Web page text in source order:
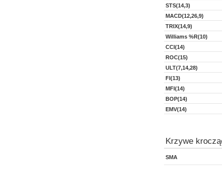
STS(14,3)
MACD(12,26,9)
TRIX(14,9)
Williams %R(10)
CCI(14)
ROC(15)
ULT(7,14,28)
FI(13)
MFI(14)
BOP(14)
EMV(14)
Krzywe
SMA